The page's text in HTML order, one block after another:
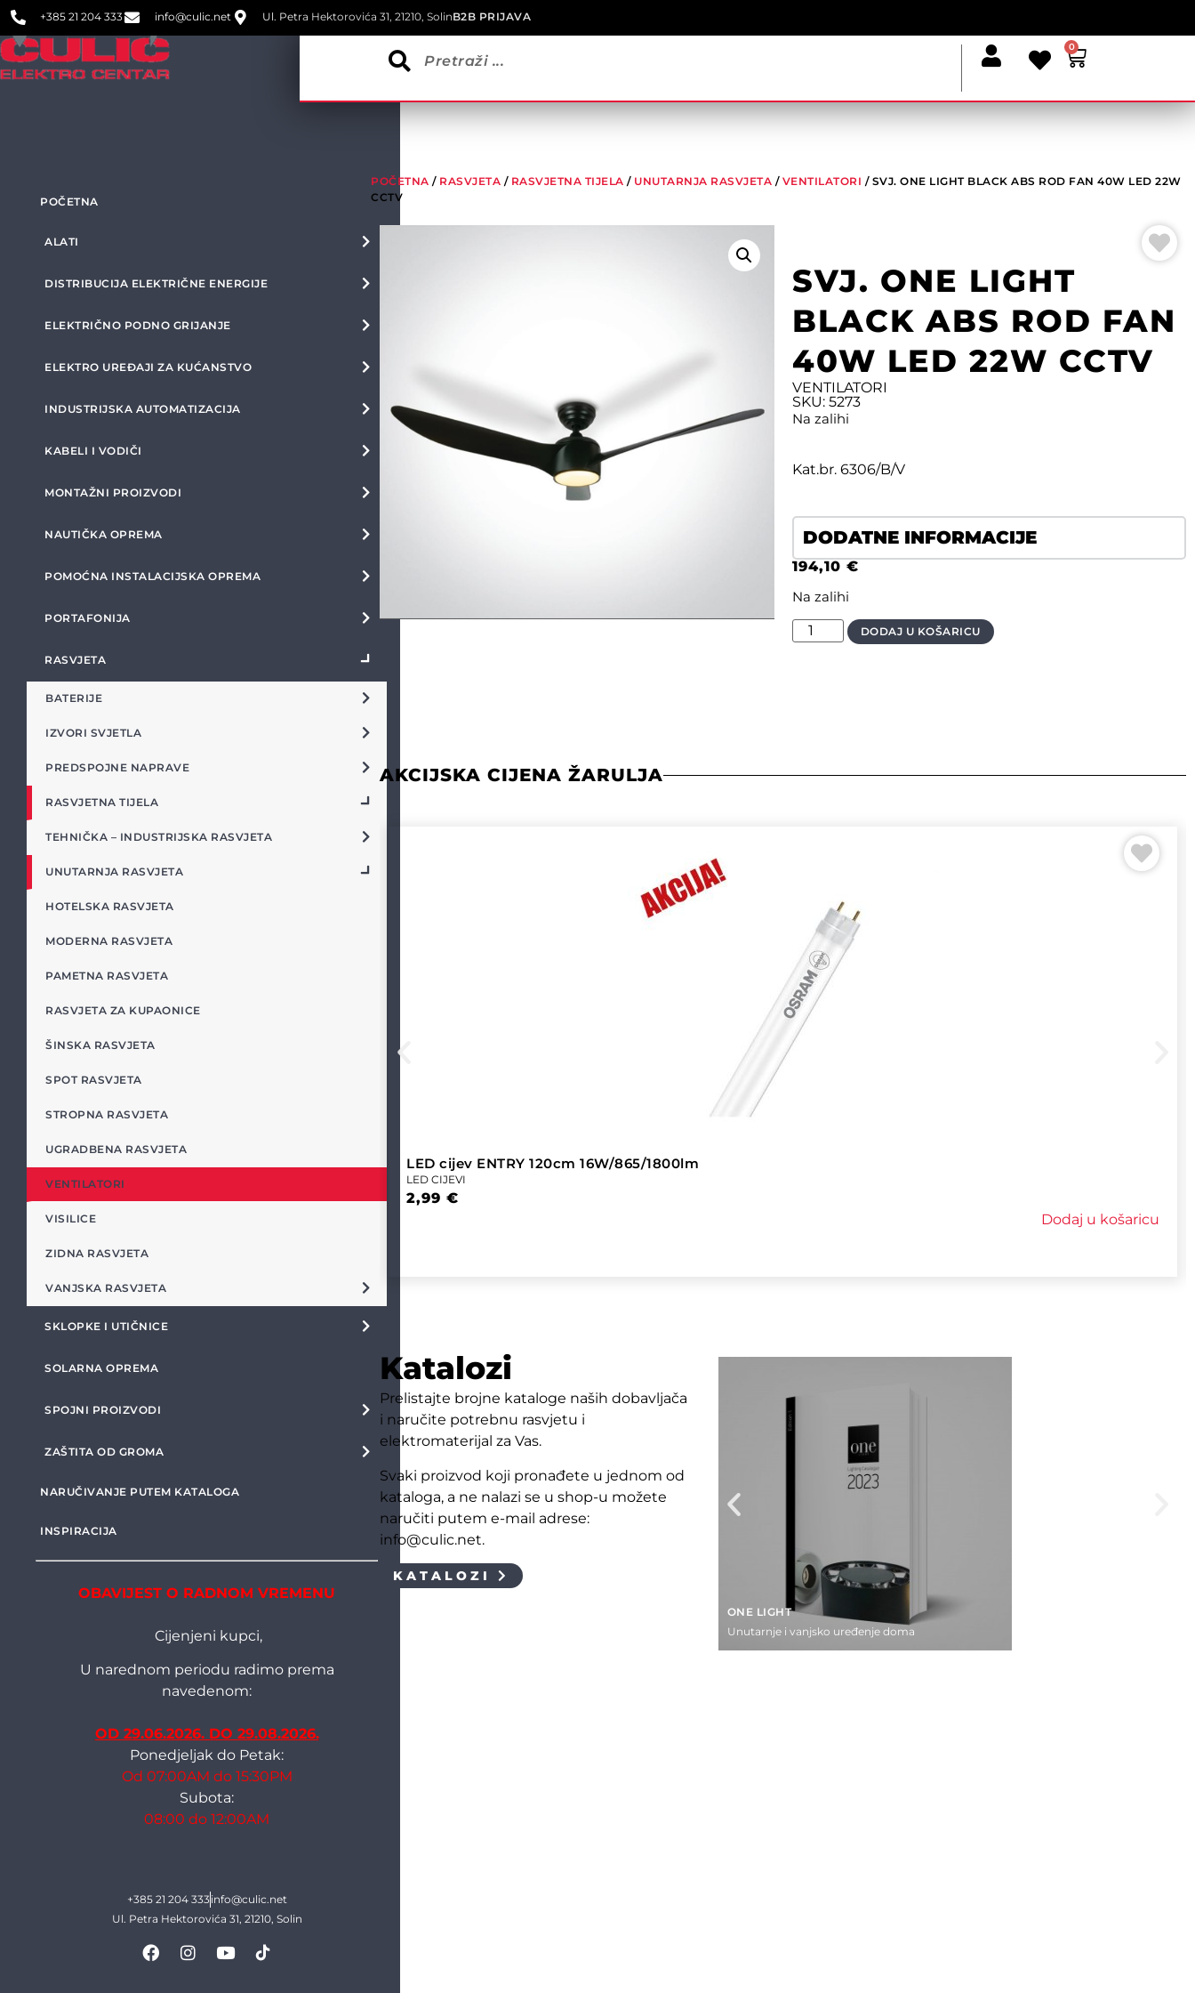
+385 21 204 333 info@culic.net Ul. Petra Hektorovića 31, 21210, SolinB2B PRIJAVA
0
POČETNA
ALATI
DISTRIBUCIJA ELEKTRIČNE ENERGIJE
ELEKTRIČNO PODNO GRIJANJE
ELEKTRO UREĐAJI ZA KUĆANSTVO
INDUSTRIJSKA AUTOMATIZACIJA
KABELI I VODIČI
MONTAŽNI PROIZVODI
NAUTIČKA OPREMA
POMOĆNA INSTALACIJSKA OPREMA
PORTAFONIJA
RASVJETA
BATERIJE
IZVORI SVJETLA
PREDSPOJNE NAPRAVE
RASVJETNA TIJELA
TEHNIČKA – INDUSTRIJSKA RASVJETA
UNUTARNJA RASVJETA
HOTELSKA RASVJETA
MODERNA RASVJETA
PAMETNA RASVJETA
RASVJETA ZA KUPAONICE
ŠINSKA RASVJETA
SPOT RASVJETA
STROPNA RASVJETA
UGRADBENA RASVJETA
VENTILATORI
VISILICE
ZIDNA RASVJETA
VANJSKA RASVJETA
SKLOPKE I UTIČNICE
SOLARNA OPREMA
SPOJNI PROIZVODI
ZAŠTITA OD GROMA
NARUČIVANJE PUTEM KATALOGA
INSPIRACIJA
OBAVIJEST O RADNOM VREMENU
Cijenjeni kupci,
U narednom periodu radimo prema
navedenom:
OD 29.06.2026. DO 29.08.2026.
Ponedjeljak do Petak:
Od 07:00AM do 15:30PM
Subota:
08:00 do 12:00AM
+385 21 204 333info@culic.net
Ul. Petra Hektorovića 31, 21210, Solin
POČETNA / RASVJETA / RASVJETNA TIJELA / UNUTARNJA RASVJETA / VENTILATORI / SVJ. ONE LIGHT BLACK ABS ROD FAN 40W LED 22W
CCTV
SVJ. ONE LIGHT
BLACK ABS ROD FAN
40W LED 22W CCTV
VENTILATORI
SKU: 5273
Na zalihi
Kat.br. 6306/B/V
DODATNE INFORMACIJE
194,10 €
Na zalihi
DODAJ U KOŠARICU
AKCIJSKA CIJENA ŽARULJA
LED cijev ENTRY 120cm 16W/865/1800lm
LED CIJEVI
2,99€
Dodaj u košaricu
Katalozi
Prelistajte brojne kataloge naših dobavljača
i naručite potrebnu rasvjetu i
elektromaterijal za Vas.
Svaki proizvod koji pronađete u jednom od
kataloga, a ne nalazi se u shop-u možete
naručiti putem e-mail adrese:
info@culic.net.
KATALOZI
ONE LIGHT
Unutarnje i vanjsko uređenje doma